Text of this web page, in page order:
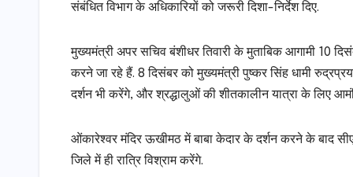
संबंधित विभाग के अधिकारियों को जरूरी दिशा-निर्देश दिए.
मुख्यमंत्री अपर सचिव बंशीधर तिवारी के मुताबिक आगामी 10
करने जा रहे हैं. 8 दिसंबर को मुख्यमंत्री पुष्कर सिंह धामी
दर्शन भी करेंगे, और श्रद्धालुओं की शीतकालीन यात्रा के लिए
ओंकारेश्वर मंदिर ऊखीमठ में बाबा केदार के दर्शन करने के बाद
जिले में ही रात्रि विश्राम करेंगे.